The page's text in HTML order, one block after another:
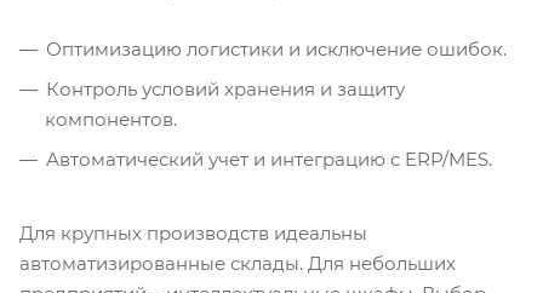
Оптимизацию логистики и исключение ошибок.
Контроль условий хранения и защиту
компонентов.
Автоматический учет и интеграцию с ERP/MES.
Для крупных производств идеальны
автоматизированные склады. Для небольших